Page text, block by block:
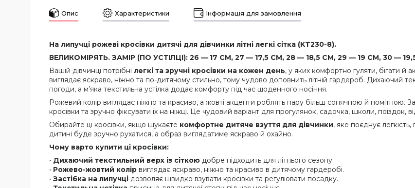
Опис Характеристики Інформація для замовлення
На липучці рожеві кросівки дитячі для дівчинки літні легкі сітка (KT230-8).
ВЕЛИКОМІРЯТЬ. ЗАМІР (ПО УСТІЛЦІ): 26 — 17 СМ, 27 — 17,5 СМ, 28 — 18,5 СМ, 29 — 19 СМ, 30 —
Вашій дівчинці потрібні легкі та зручні кросівки на кожен день, у яких комфортно гуляти, бігати
виглядає яскраво, ніжно та по-дитячому стильно, тому чудово доповнить літній гардероб. Дихаючий
погоди, а м’яка текстильна устілка додає комфорту під час щоденного носіння.
Рожевий колір виглядає ніжно та красиво, а жовті акценти роблять пару більш сонячною й помітною.
кросівки та зручно фіксувати їх на ніжці. Це чудовий варіант для прогулянок, садочка, школи, поїздок,
Обирайте ці кросівки, якщо шукаєте комфортне дитяче взуття для дівчинки, яке поєднує
дитині буде зручно рухатися, а образ виглядатиме яскраво й охайно.
Чому варто купити ці кросівки:
• Дихаючий текстильний верх із сіткою добре підходить для літнього сезону.
• Рожево-жовтий колір виглядає яскраво, ніжно та красиво в дитячому гардеробі.
• Застібка на липучці дозволяє швидко взувати кросівки та регулювати посадку.